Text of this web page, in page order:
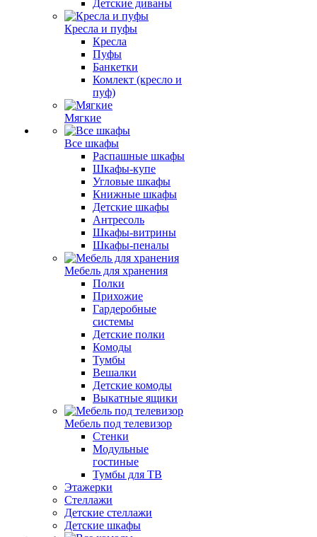
Детские диваны
Кресла и пуфы
Кресла
Пуфы
Банкетки
Комлект (кресло и
пуф)
Мягкие
Все шкафы
Распашные шкафы
Шкафы-купе
Угловые шкафы
Книжные шкафы
Детские шкафы
Антресоль
Шкафы-витрины
Шкафы-пеналы
Мебель для хранения
Полки
Прихожие
Гардеробные
системы
Детские полки
Комоды
Тумбы
Вешалки
Детские комоды
Выкатные ящики
Мебель под телевизор
Стенки
Модульные
гостиные
Тумбы для ТВ
Этажерки
Стеллажи
Детские стеллажи
Детские шкафы